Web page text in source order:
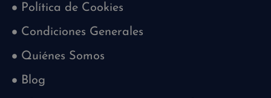
Política de Cookies
Condiciones Generales
Quiénes Somos
Blog